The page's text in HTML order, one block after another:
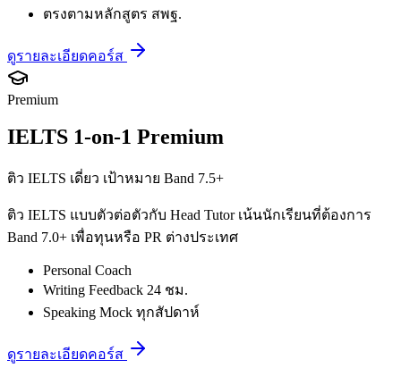
ตรงตามหลักสูตร สพฐ.
ดูรายละเอียดคอร์ส
Premium
IELTS 1-on-1 Premium
ติว IELTS เดี่ยว เป้าหมาย Band 7.5+
ติว IELTS แบบตัวต่อตัวกับ Head Tutor เน้นนักเรียนที่ต้องการ
Band 7.0+ เพื่อทุนหรือ PR ต่างประเทศ
Personal Coach
Writing Feedback 24 ชม.
Speaking Mock ทุกสัปดาห์
ดูรายละเอียดคอร์ส